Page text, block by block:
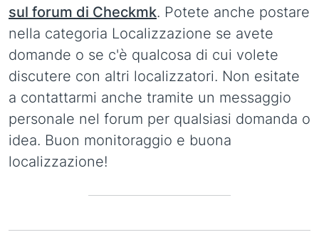
sul forum di Checkmk. Potete anche postare
nella categoria Localizzazione se avete
domande o se c'è qualcosa di cui volete
discutere con altri localizzatori. Non esitate
a contattarmi anche tramite un messaggio
personale nel forum per qualsiasi domanda o
idea. Buon monitoraggio e buona
localizzazione!